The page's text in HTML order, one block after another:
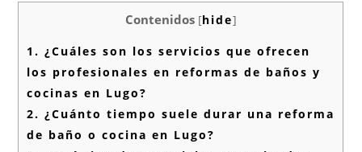
Contenidos [hide]
1. ¿Cuáles son los servicios que ofrecen
los profesionales en reformas de baños y
cocinas en Lugo?
2. ¿Cuánto tiempo suele durar una reforma
de baño o cocina en Lugo?